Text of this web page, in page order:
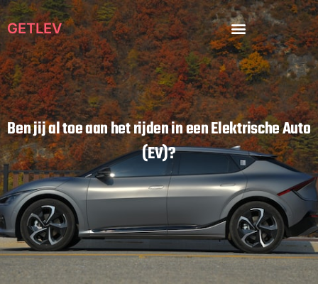
Ga
naar
de
inhoud
GETLEV
Ben jij al toe aan het rijden in een Elektrische Auto
(EV)?